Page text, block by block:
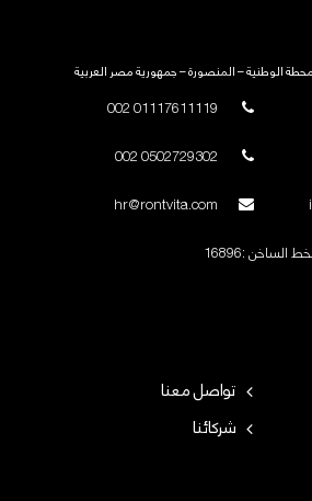
محطة الوطنية – المنصورة – جمهورية مصر العربية
الساخن :16896
تواصل معنا
شركائنا